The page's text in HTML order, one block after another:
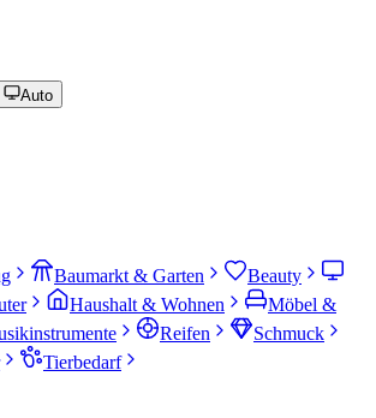
Auto
Baumarkt & Garten
Beauty
Haushalt & Wohnen
Möbel &
Reifen
Schmuck
Tierbedarf